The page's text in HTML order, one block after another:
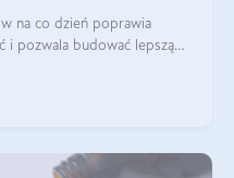
na co dzień poprawia
i pozwala budować lepszą